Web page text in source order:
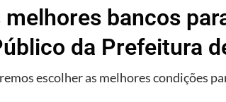
bancos
da Prefeitura
escolher as melhores condições